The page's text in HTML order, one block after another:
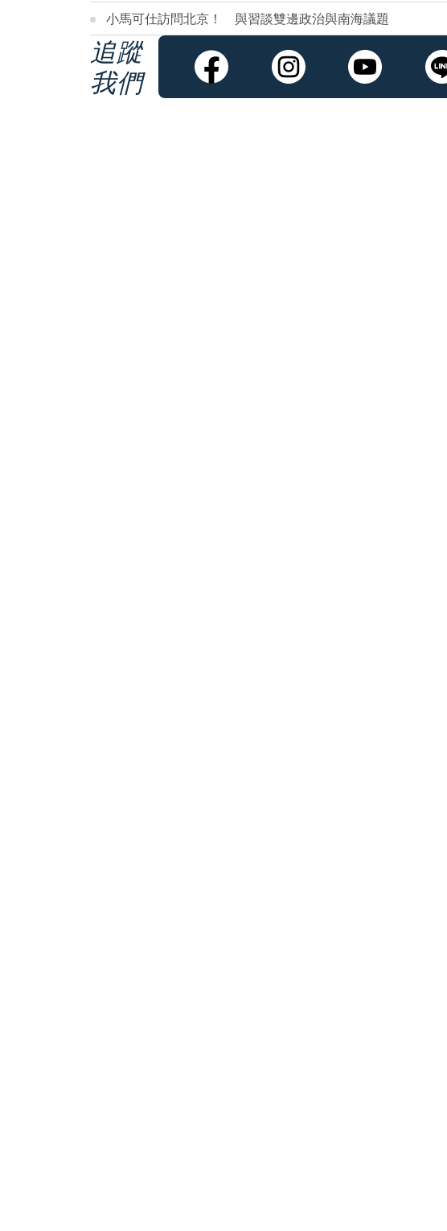
小馬可仕訪問北京！ 與習談雙邊政治與南海議題
追蹤
我們